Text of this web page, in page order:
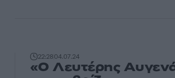
22:2804.07.24
«Ο Λευτέρης